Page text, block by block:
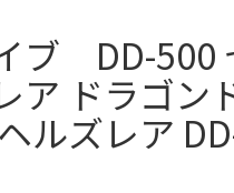
ブ DD-500
ドラゴン
ルズレア